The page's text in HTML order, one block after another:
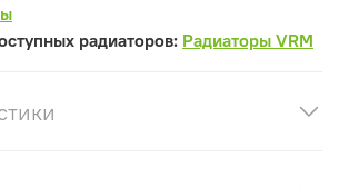
радиаторов: Радиаторы VRM